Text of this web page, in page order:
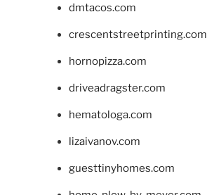
dmtacos.com
crescentstreetprinting.com
hornopizza.com
driveadragster.com
hematologa.com
lizaivanov.com
guesttinyhomes.com